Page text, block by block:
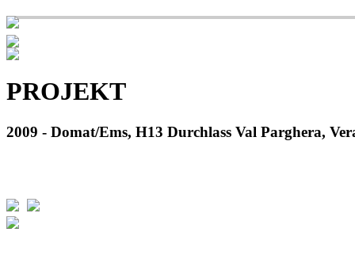
PROJEKT
2009 - Domat/Ems, H13 Durchlass Val Parghera,